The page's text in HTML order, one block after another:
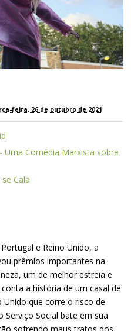
feira, 26 de outubro de 2021
Uma Comédia Marxista sobre
Cala
e Reino Unido, a
prêmios importantes na
um de melhor estreia e
a história de um casal de
que corre o risco de
Social bate em sua
sofrendo maus tratos dos